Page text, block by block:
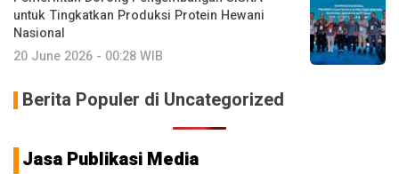
untuk Tingkatkan Produksi Protein Hewani
Nasional
20 June 2026 - 00:28 WIB
Berita Populer di Uncategorized
Jasa Publikasi Media